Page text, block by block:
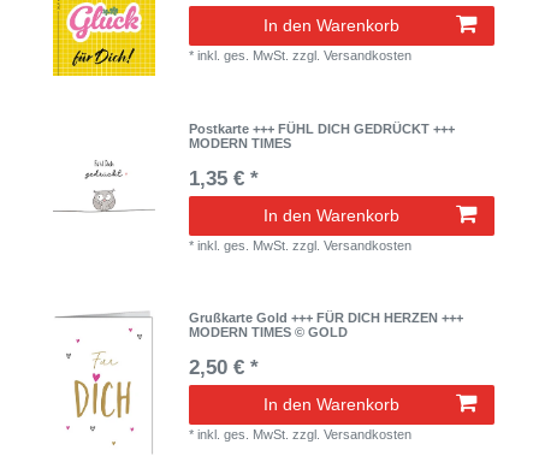
In den Warenkorb
*inkl. ges. MwSt. zzgl.Versandkosten
Postkarte +++ FÜHL DICH GEDRÜCKT +++
MODERN TIMES
1,35 € *
In den Warenkorb
*inkl. ges. MwSt. zzgl.Versandkosten
Grußkarte Gold +++ FÜR DICH HERZEN +++
MODERN TIMES © GOLD
2,50 € *
In den Warenkorb
*inkl. ges. MwSt. zzgl.Versandkosten